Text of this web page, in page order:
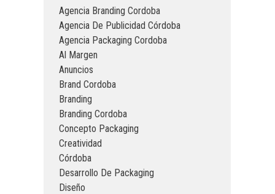
Agencia Branding Cordoba
Agencia De Publicidad Córdoba
Agencia Packaging Cordoba
Al Margen
Anuncios
Brand Cordoba
Branding
Branding Cordoba
Concepto Packaging
Creatividad
Córdoba
Desarrollo De Packaging
Diseño